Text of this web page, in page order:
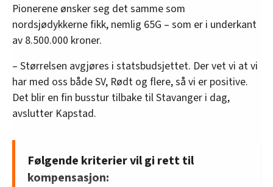
Pionerene ønsker seg det samme som
nordsjødykkerne fikk, nemlig 65G – som er i underkant
av 8.500.000 kroner.
– Størrelsen avgjøres i statsbudsjettet. Der vet vi at vi
har med oss både SV, Rødt og flere, så vi er positive.
Det blir en fin busstur tilbake til Stavanger i dag,
avslutter Kapstad.
Følgende kriterier vil gi rett til
kompensasjon: